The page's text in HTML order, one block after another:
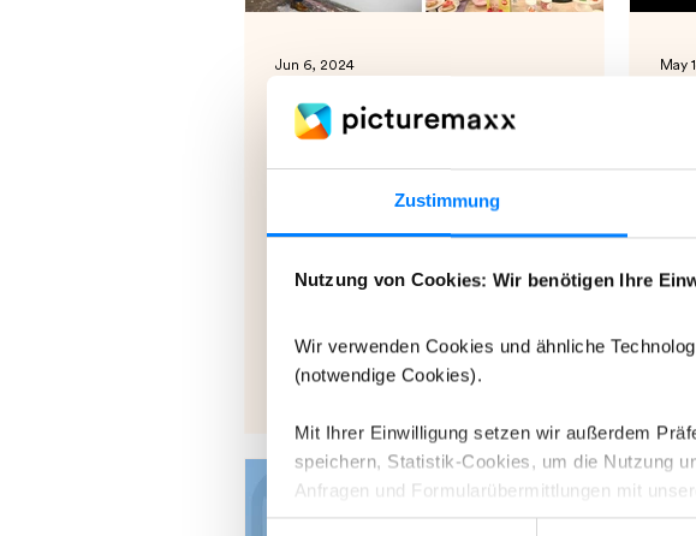
Zustimmung
Nutzung von Cookies: Wir benötigen Ihre
Wir verwenden Cookies und ähnliche
(notwendige Cookies).
Mit Ihrer Einwilligung setzen wir außerdem
speichern, Statistik-Cookies, um die Nutzung
Anfragen und Formularübermittlungen mit
ABR-Pictures is now
The Munich-based media company ABR-
Pictures GmbH offers exclusive and
with top- stars and...
Jun 6, 2024
my-
May